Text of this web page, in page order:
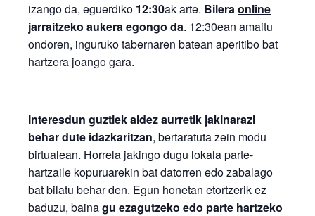
izango da, eguerdiko 12:30ak arte. Bileraonline
jarraitzeko aukera egongo da. 12:30ean amaitu
ondoren, inguruko tabernaren batean aperitibo bat
hartzera joango gara.
Interesdun guztiek aldez aurretik jakinarazi
behar dute idazkaritzan, bertaratuta zein modu
birtualean. Horrela jakingo dugu lokala parte-
hartzaile kopuruarekin bat datorren edo zabalago
bat bilatu behar den. Egun honetan etortzerik ez
baduzu, bainagu ezagutzeko edo parte hartzeko